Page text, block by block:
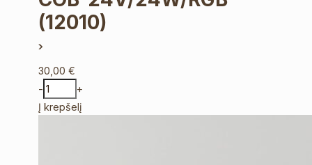
(12010)
30,00€
-
+
Į krepšelį